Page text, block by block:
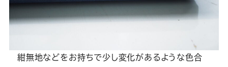
紺無地などをお持ちで少し変化があるような色合